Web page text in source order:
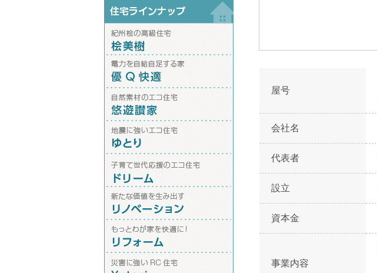
屋号
会社名
代表者
設立
資本金
事業内容